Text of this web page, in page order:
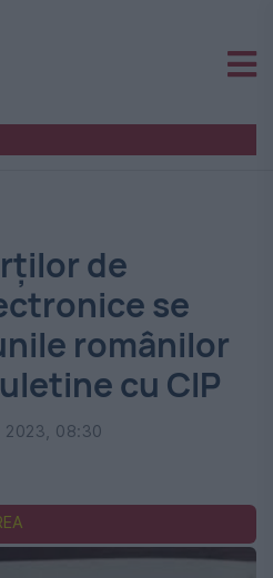
de
se
românilor
cu CIP
2023, 08:30